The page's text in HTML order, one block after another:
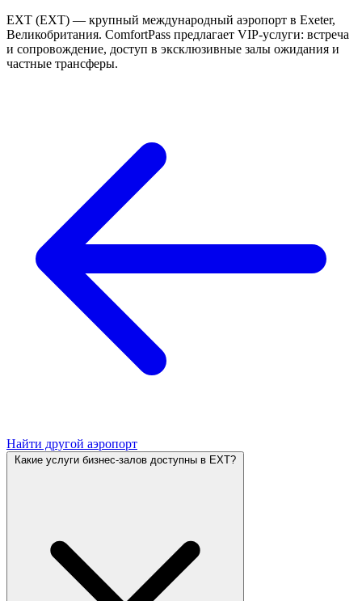
EXT (EXT) — крупный международный аэропорт в Exeter,
Великобритания. ComfortPass предлагает VIP-услуги: встреча
и сопровождение, доступ в эксклюзивные залы ожидания и
частные трансферы.
Найти другой аэропорт
Какие услуги бизнес-залов доступны в EXT?